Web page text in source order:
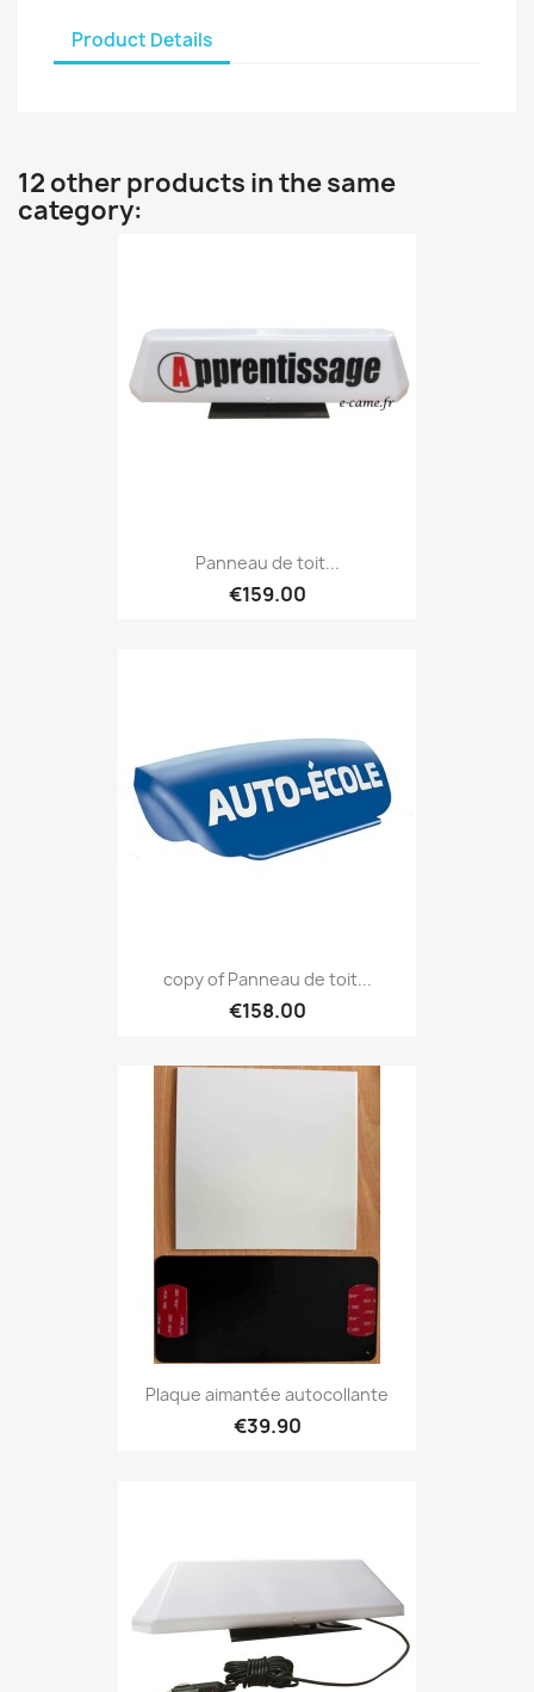
Product Details
12 other products in the same
category:
Panneau de toit...
€159.00
copy of Panneau de toit...
€158.00
Plaque aimantée autocollante
€39.90